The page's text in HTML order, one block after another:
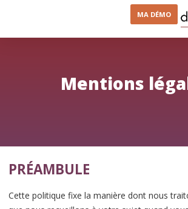
MA DÉMO
Mentions
PRÉAMBULE
Cette politique fixe la manière dont nous